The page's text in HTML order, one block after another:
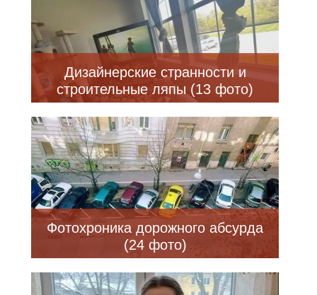
Дизайнерские странности и
строительные ляпы (13 фото)
Фотохроника дорожного абсурда
(24 фото)